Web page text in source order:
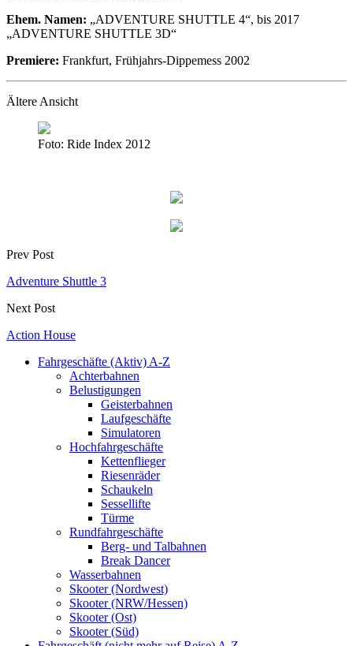
Ehem. Namen: „ADVENTURE SHUTTLE 4“, bis 2017
„ADVENTURE SHUTTLE 3D“
Premiere: Frankfurt, Frühjahrs-Dippemess 2002
Ältere Ansicht
Foto: Ride Index 2012
Prev Post
Adventure Shuttle 3
Next Post
Action House
Fahrgeschäfte (Aktiv) A-Z
Achterbahnen
Belustigungen
Geisterbahnen
Laufgeschäfte
Simulatoren
Hochfahrgeschäfte
Kettenflieger
Riesenräder
Schaukeln
Sessellifte
Türme
Rundfahrgeschäfte
Berg- und Talbahnen
Break Dancer
Wasserbahnen
Skooter (Nordwest)
Skooter (NRW/Hessen)
Skooter (Ost)
Skooter (Süd)